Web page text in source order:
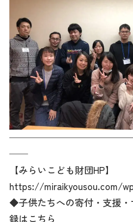
——
【みらいこども財団HP】
https://miraikyousou.com/
◆子供たちへの寄付・支援
録はこちら